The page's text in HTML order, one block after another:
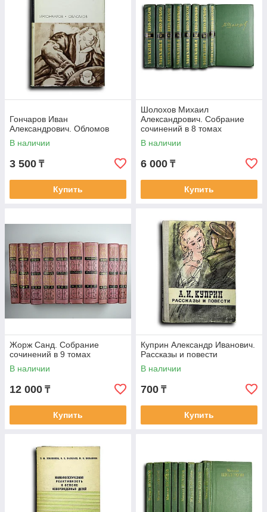
Гончаров Иван
Александрович. Обломов
В наличии
3 500 ₸
Купить
Шолохов Михаил
Александрович. Собрание
сочинений в 8 томах
В наличии
6 000 ₸
Купить
Жорж Санд. Собрание
сочинений в 9 томах
В наличии
12 000 ₸
Купить
Куприн Александр Иванович.
Рассказы и повести
В наличии
700 ₸
Купить